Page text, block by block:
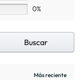
0%
Buscar